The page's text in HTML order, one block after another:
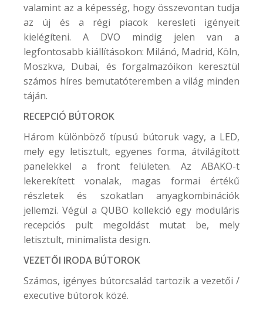
valamint az a képesség, hogy összevontan tudja
az új és a régi piacok keresleti igényeit
kielégíteni. A DVO mindig jelen van a
legfontosabb kiállításokon: Milánó, Madrid, Köln,
Moszkva, Dubai, és forgalmazóikon keresztül
számos híres bemutatóteremben a világ minden
táján.
RECEPCIÓ BÚTOROK
Három különböző típusú bútoruk vagy, a LED,
mely egy letisztult, egyenes forma, átvilágított
panelekkel a front felületen. Az ABAKO-t
lekerekített vonalak, magas formai értékű
részletek és szokatlan anyagkombinációk
jellemzi. Végül a QUBO kollekció egy moduláris
recepciós pult megoldást mutat be, mely
letisztult, minimalista design.
VEZETŐI IRODA BÚTOROK
Számos, igényes bútorcsalád tartozik a vezetői /
executive bútorok közé.